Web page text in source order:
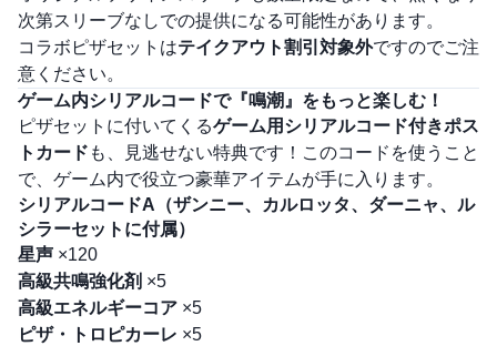
次第スリーブなしでの提供になる可能性があります。
コラボピザセットはテイクアウト割引対象外ですのでご注
意ください。
ゲーム内シリアルコードで『鳴潮』をもっと楽しむ！
ピザセットに付いてくるゲーム用シリアルコード付きポス
トカード も、見逃せない特典です！このコードを使うこと
で、ゲーム内で役立つ豪華アイテムが手に入ります。
シリアルコードA（ザンニー、カルロッタ、ダーニャ、ル
シラーセットに付属）
星声 ×120
高級共鳴強化剤 ×5
高級エネルギーコア ×5
ピザ・トロピカーレ ×5